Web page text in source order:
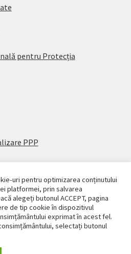
pentru Protecția
PPP
uri pentru optimizarea conținutului
platformei, prin salvarea
alegeți butonul ACCEPT, pagina
de tip cookie în dispozitivul
exprimat în acest fel.
selectați butonul